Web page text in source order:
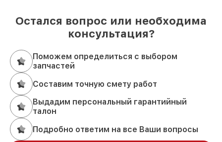
Остался вопрос или необходима
консультация?
Поможем определиться с выбором
запчастей
Составим точную смету работ
Выдадим персональный гарантийный
талон
Подробно ответим на все Ваши вопросы